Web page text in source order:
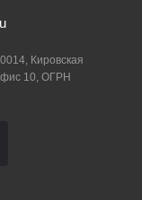
Кировская
10, ОГРН